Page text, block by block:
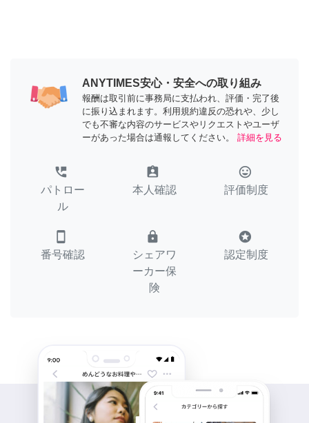
ANYTIMES安心・安全への取り組み
報酬は取引前に事務局に支払われ、評価・完了後
に振り込まれます。利用規約違反の恐れや、少し
でも不審な内容のサービスやリクエストやユーザ
ーがあった場合は通報してください。
詳細を見る
perm_phone_msg
パトロー
ル
assignment_ind
本人確認
tag_faces
評価制度
smartphone
番号確認
lock
シェアワ
ーカー保
険
stars
認定制度